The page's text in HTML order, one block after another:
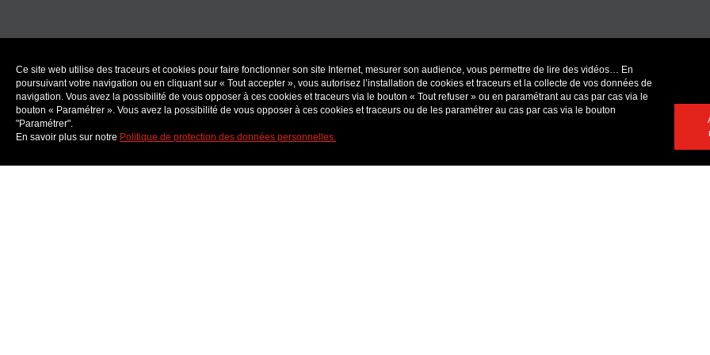
Ce site web utilise des traceurs et cookies pour faire fonctionner son site Internet, mesurer son audience, vous permettre de lire des vidéos… En
poursuivant votre navigation ou en cliquant sur « Tout accepter », vous autorisez l’installation de cookies et traceurs et la collecte de vos données de
navigation. Vous avez la possibilité de vous opposer à ces cookies et traceurs via le bouton « Tout refuser » ou en paramétrant au cas par cas via le
bouton « Paramétrer ». Vous avez la possibilité de vous opposer à ces cookies et traceurs ou de les paramétrer au cas par cas via le bouton
"Paramétrer".
En savoir plus sur notre Politique de protection des données personnelles.